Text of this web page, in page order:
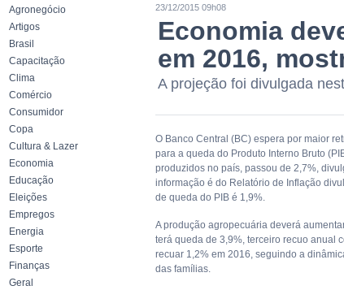
Agronegócio
Artigos
Brasil
Capacitação
Clima
Comércio
Consumidor
Copa
Cultura & Lazer
Economia
Educação
Eleições
Empregos
Energia
Esporte
Finanças
Geral
23/12/2015 09h08
Economia
em 2016,
A projeção foi divulgada
O Banco Central (BC) espera por maior
para a queda do Produto Interno Bruto
produzidos no país, passou de 2,7%,
informação é do Relatório de Inflação
de queda do PIB é 1,9%.
A produção agropecuária deverá
terá queda de 3,9%, terceiro recuo anual
recuar 1,2% em 2016, seguindo a
das famílias.